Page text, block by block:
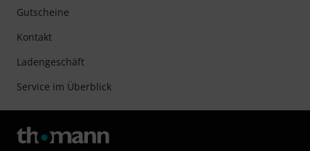
Gutscheine
Kontakt
Ladengeschäft
Service im Überblick